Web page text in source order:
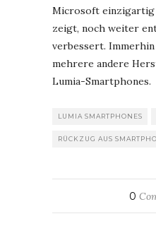
Microsoft
zeigt, noch weiter
verbessert.
mehrere andere
Lumia-Smartphones.
LUMIA SMARTPHONES
RÜCKZUG AUS
0